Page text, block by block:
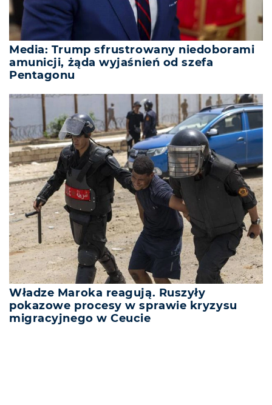
Media: Trump sfrustrowany niedoborami
amunicji, żąda wyjaśnień od szefa
Pentagonu
Władze Maroka reagują. Ruszyły
pokazowe procesy w sprawie kryzysu
migracyjnego w Ceucie